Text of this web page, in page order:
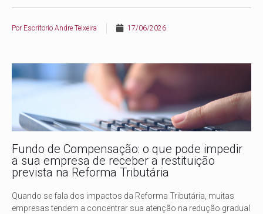
Por Escritorio Andre Teixeira 17/06/2026
Fundo de Compensação: o que pode impedir
a sua empresa de receber a restituição
prevista na Reforma Tributária
Quando se fala dos impactos da Reforma Tributária, muitas
empresas tendem a concentrar sua atenção na redução gradual